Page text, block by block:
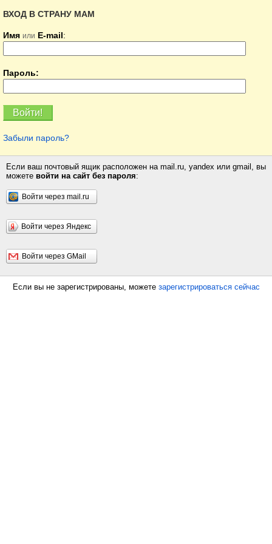
ВХОД В СТРАНУ МАМ
Имя или E-mail:
Пароль:
Забыли пароль?
Если ваш почтовый ящик расположен на mail.ru, yandex или gmail, вы
можете войти на сайт без пароля:
Войти через mail.ru
Войти через Яндекс
Войти через GMail
Если вы не зарегистрированы, можете зарегистрироваться сейчас